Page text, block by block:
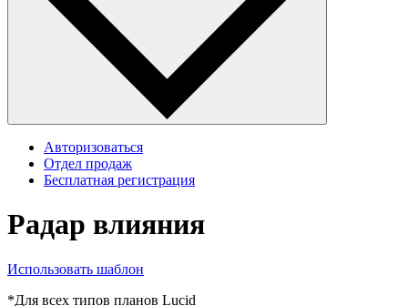
Авторизоваться
Отдел продаж
Бесплатная регистрация
Радар влияния
Использовать шаблон
*Для всех типов планов Lucid